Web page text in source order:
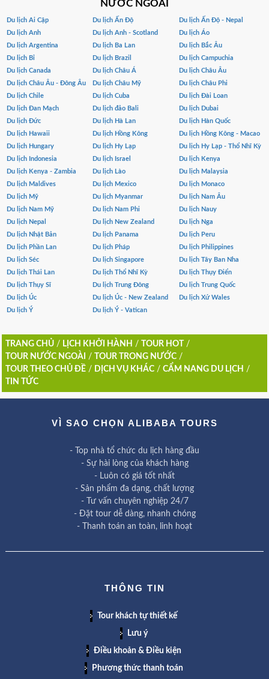
NƯỚC NGOÀI
Du lịch Ai Cập Du lịch Ấn Độ
Du lịch Ấn Độ - Nepal
Du lịch Anh
Du lịch Anh - Scotland
Du lịch Áo
Du lịch Argentina
Du lịch Ba Lan
Du lịch Bắc Âu
Du lịch Bỉ
Du lịch Brazil
Du lịch Campuchia
Du lịch Canada
Du lịch Châu Á
Du lịch Châu Âu
Du lịch Châu Âu - Đông Âu
Du lịch Châu Mỹ
Du lịch Châu Phi
Du lịch Chile
Du lịch Cuba
Du lịch Đài Loan
Du lịch Đan Mạch
Du lịch đảo Bali
Du lịch Dubai
Du lịch Đức
Du lịch Hà Lan
Du lịch Hàn Quốc
Du lịch Hawaii
Du lịch Hồng Kông
Du lịch Hồng Kông - Macao
Du lịch Hungary
Du lịch Hy Lạp
Du lịch Hy Lạp - Thổ Nhĩ Kỳ
Du lịch Indonesia
Du lịch Israel
Du lịch Kenya
Du lịch Kenya - Zambia
Du lịch Lào
Du lịch Malaysia
Du lịch Maldives
Du lịch Mexico
Du lịch Monaco
Du lịch Mỹ
Du lịch Myanmar
Du lịch Nam Âu
Du lịch Nam Mỹ
Du lịch Nam Phi
Du lịch Nauy
Du lịch Nepal
Du lịch New Zealand
Du lịch Nga
Du lịch Nhật Bản
Du lịch Panama
Du lịch Peru
Du lịch Phần Lan
Du lịch Pháp
Du lịch Philippines
Du lịch Séc
Du lịch Singapore
Du lịch Tây Ban Nha
Du lịch Thái Lan
Du lịch Thổ Nhĩ Kỳ
Du lịch Thụy Điển
Du lịch Thụy Sĩ
Du lịch Trung Đông
Du lịch Trung Quốc
Du lịch Úc
Du lịch Úc - New Zealand
Du lịch Xứ Wales
Du lịch Ý
Du lịch Ý - Vatican
TRANG CHỦ/ LỊCH KHỞI HÀNH / TOUR HOT
/
TOUR NƯỚC NGOÀI
/ TOUR TRONG NƯỚC/
TOUR THEO CHỦ ĐỀ/ DỊCH VỤ KHÁC/ CẨM NANG DU LỊCH /
TIN TỨC
VÌ SAO CHỌN ALIBABA TOURS
- Top nhà tổ chức du lịch hàng đầu
- Sự hài lòng của khách hàng
- Luôn có giá tốt nhất
- Sản phẩm đa dạng, chất lượng
- Tư vấn chuyên nghiệp 24/7
- Đặt tour dễ dàng, nhanh chóng
- Thanh toán an toàn, linh hoạt
THÔNG TIN
Tour khách tự thiết kế
Lưu ý
Điều khoản & Điều kiện
Phương thức thanh toán